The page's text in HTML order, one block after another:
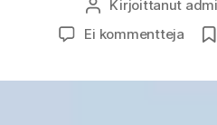
Kirjoittaja
Kirjoittanut
Ei kommentteja